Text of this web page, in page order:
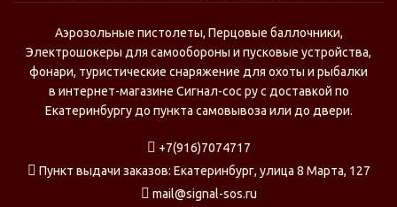
Аэрозольные пистолеты, Перцовые баллочники,
Электрошокеры для самообороны и пусковые устройства,
фонари, туристические снаряжение для охоты и рыбалки
в интернет-магазине Сигнал-сос ру с доставкой по
Екатеринбургу до пункта самовывоза или до двери.
+7(916)7074717
Пункт выдачи заказов: Екатеринбург, улица 8 Марта, 127
mail@signal-sos.ru